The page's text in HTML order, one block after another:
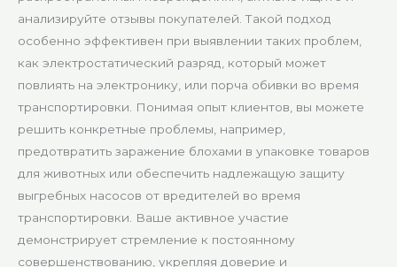
анализируйте отзывы покупателей. Такой подход
особенно эффективен при выявлении таких проблем,
как электростатический разряд, который может
повлиять на электронику, или порча обивки во время
транспортировки. Понимая опыт клиентов, вы можете
решить конкретные проблемы, например,
предотвратить заражение блохами в упаковке товаров
для животных или обеспечить надлежащую защиту
выгребных насосов от вредителей во время
транспортировки. Ваше активное участие
демонстрирует стремление к постоянному
совершенствованию, укрепляя доверие и